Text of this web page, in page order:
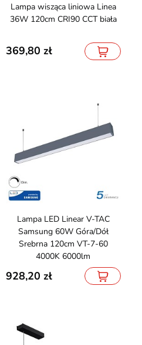
Lampa wisząca liniowa Linea
36W 120cm CRI90 CCT biała
369,80
Lampa LED Linear V-TAC
Samsung 60W Góra/Dół
Srebrna 120cm VT-7-60
4000K 6000lm
928,20